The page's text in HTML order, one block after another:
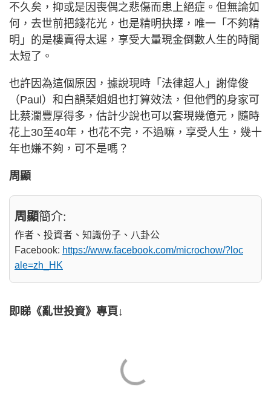
不久矣，抑或是因喪偶之悲傷而患上絕症。但無論如
何，去世前把錢花光，也是精明抉擇，唯一「不夠精
明」的是樓賣得太遲，享受大量現金倒數人生的時間
太短了。
也許因為這個原因，據說現時「法律超人」謝偉俊
（Paul）和白韻琹姐姐也打算效法，但他們的身家可
比蔡瀾豐厚得多，估計少說也可以套現幾億元，隨時
花上30至40年，也花不完，不過嘛，享受人生，幾十
年也嫌不夠，可不是嗎？
周顯
周顯簡介:
作者、投資者、知識份子、八卦公
Facebook: https://www.facebook.com/microchow/?loc
ale=zh_HK
即睇《亂世投資》專頁↓